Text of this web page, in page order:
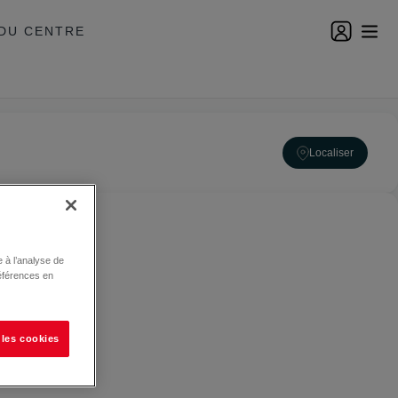
CENTRE
Localiser
l’analyse de
en
cookies